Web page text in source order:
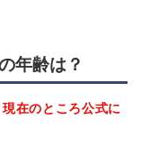
年齢は？
現在のところ公式に